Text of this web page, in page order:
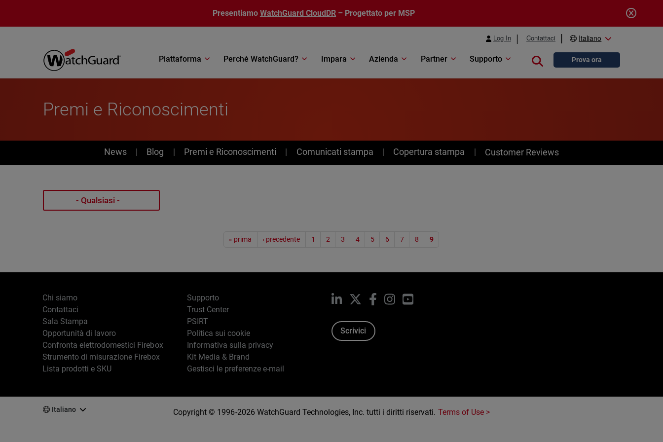
Presentiamo WatchGuard CloudDR – Progettato per MSP
Log In Contattaci Italiano
Piattaforma Perché WatchGuard? Impara Azienda Partner Supporto Close searchProva ora
Premi e Riconoscimenti
News
News Blog Premi e Riconoscimenti Comunicati stampa Copertura stampa Customer Reviews
« prima ‹ precedente 1 2 3 4 5 6 7 8 9
Chi siamo
Contattaci
Sala Stampa
Opportunità di lavoro
Confronta elettrodomestici Firebox
Strumento di misurazione Firebox
Lista prodotti e SKU
Supporto
Trust Center
PSIRT
Politica sui cookie
Informativa sulla privacy
Kit Media & Brand
Gestisci le preferenze e-mail
LinkedIn Facebook
InstagramYouTube
Scrivici
Italiano Copyright © 1996-2026 WatchGuard Technologies, Inc. tutti i diritti riservati. Terms of Use >